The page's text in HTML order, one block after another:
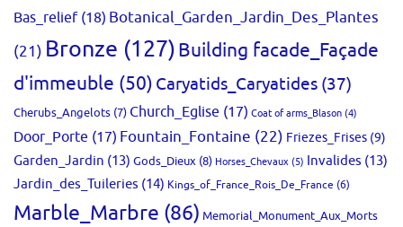
Bas_relief(18) Botanical_Garden_Jardin_Des_Plantes
(21) Bronze (127)Building facade_Façade
d'immeuble (50) Caryatids_Caryatides (37)
Cherubs_Angelots (7) Church_Eglise (17) Coat of arms_Blason (4)
Door_Porte (17) Fountain_Fontaine (22) Friezes_Frises (9)
Garden_Jardin (13) Gods_Dieux (8) Horses_Chevaux (5) Invalides (13)
Jardin_des_Tuileries (14) Kings_of_France_Rois_De_France (6)
Marble_Marbre (86) Memorial_Monument_Aux_Morts